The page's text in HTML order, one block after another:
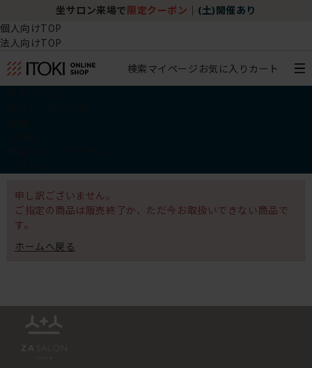
坐サロン来場で 限定クーポン (土)開催あり
個人向けTOP
法人向けTOP
検索マイページ お気に入り カート
申し訳ございません。
ご指定の商品は販売終了か、ただ今お取扱いできない商品で
す。
ホームへ戻る